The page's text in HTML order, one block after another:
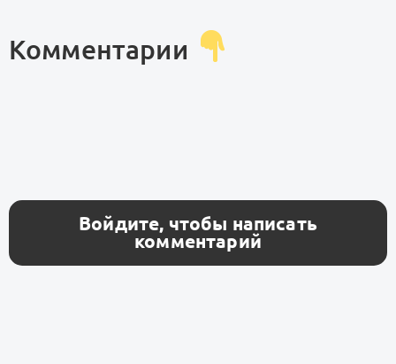
Комментарии
Войдите, чтобы написать
комментарий